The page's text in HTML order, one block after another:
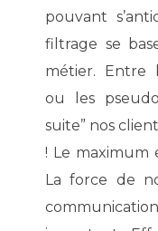
pouvant
filtrage se
métier. Entre
ou les
suite” nos
! Le maximum
La force de